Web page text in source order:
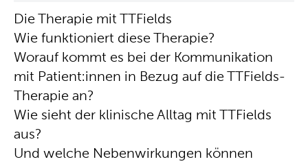
Die Therapie mit TTFields
Wie funktioniert diese Therapie?
Worauf kommt es bei der Kommunikation
mit Patient:innen in Bezug auf die TTFields-
Therapie an?
Wie sieht der klinische Alltag mit TTFields
aus?
Und welche Nebenwirkungen können